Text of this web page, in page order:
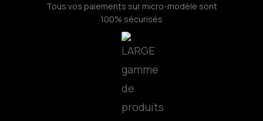
Tous vos paiements sur micro-modèle sont
100% sécurisés